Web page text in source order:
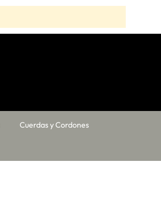
Cuerdas y Cordones